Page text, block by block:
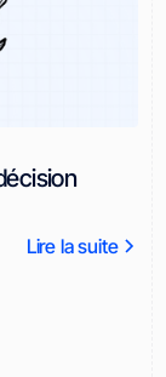
Lire la suite